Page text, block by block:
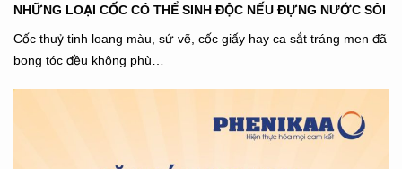
NHỮNG LOẠI CỐC CÓ THỂ SINH ĐỘC NẾU ĐỰNG NƯỚC SÔI
Cốc thuỷ tinh loang màu, sứ vẽ, cốc giấy hay ca sắt tráng men đã
bong tóc đều không phù…